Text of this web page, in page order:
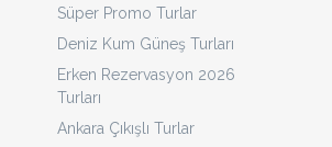
Süper Promo Turlar
Deniz Kum Güneş Turları
Erken Rezervasyon 2026
Turları
Ankara Çıkışlı Turlar